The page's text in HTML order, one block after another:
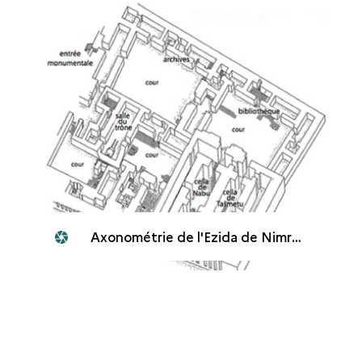
Axonométrie de l'Ezida de Nimrud